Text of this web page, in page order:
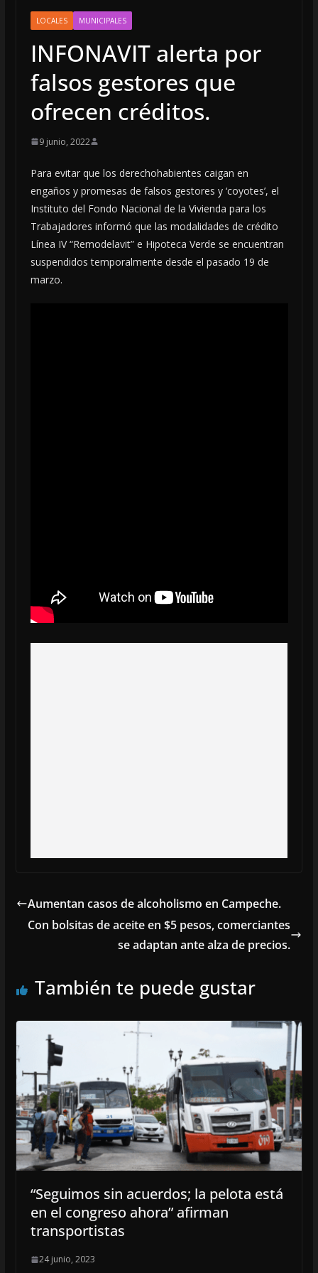
LOCALES MUNICIPALES
INFONAVIT alerta por
falsos gestores que
ofrecen créditos.
9 junio, 2022
Para evitar que los derechohabientes caigan en
engaños y promesas de falsos gestores y ‘coyotes’, el
Instituto del Fondo Nacional de la Vivienda para los
Trabajadores informó que las modalidades de crédito
Línea IV “Remodelavit” e Hipoteca Verde se encuentran
suspendidos temporalmente desde el pasado 19 de
marzo.
Aumentan casos de alcoholismo en Campeche.
Con bolsitas de aceite en $5 pesos, comerciantes
se adaptan ante alza de precios.
También te puede gustar
“Seguimos sin acuerdos; la pelota está
en el congreso ahora” afirman
transportistas
24 junio, 2023